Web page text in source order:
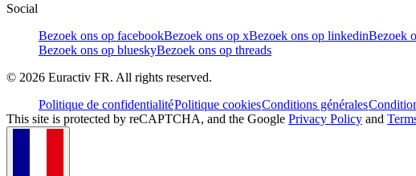
Social
Bezoek ons op facebookBezoek ons op xBezoek ons op linkedinBezoek
Bezoek ons op blueskyBezoek ons op threads
© 2026 Euractiv FR. All rights reserved.
Politique de confidentialitéPolitique cookiesConditions générales
This site is protected by reCAPTCHA, and the Google Privacy Policy and